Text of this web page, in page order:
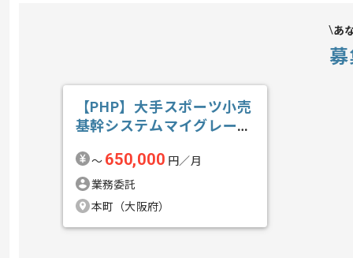
あ
【PHP】大手スポーツ小売
基幹システムマイグレーシ
〜 650,000 円／月
業務委託
本町（大阪府）